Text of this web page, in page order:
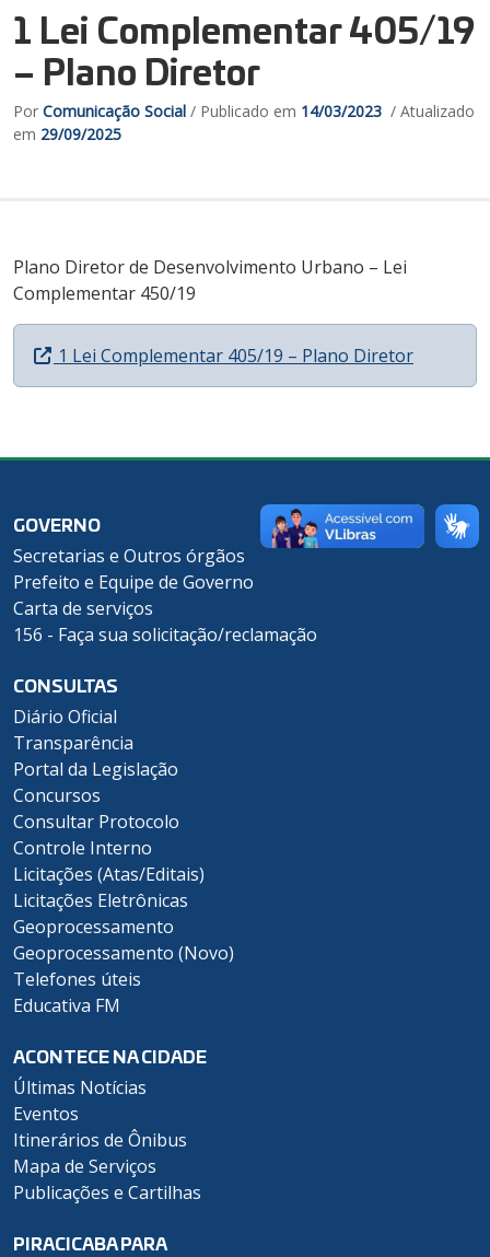
1 Lei Complementar 405/19
– Plano Diretor
Por Comunicação Social / Publicado em 14/03/2023 / Atualizado
em 29/09/2025
Plano Diretor de Desenvolvimento Urbano – Lei
Complementar 450/19
1 Lei Complementar 405/19 – Plano Diretor
GOVERNO
Secretarias e Outros órgãos
Prefeito e Equipe de Governo
Carta de serviços
156 - Faça sua solicitação/reclamação
CONSULTAS
Diário Oficial
Transparência
Portal da Legislação
Concursos
Consultar Protocolo
Controle Interno
Licitações (Atas/Editais)
Licitações Eletrônicas
Geoprocessamento
Geoprocessamento (Novo)
Telefones úteis
Educativa FM
ACONTECE NA CIDADE
Últimas Notícias
Eventos
Itinerários de Ônibus
Mapa de Serviços
Publicações e Cartilhas
PIRACICABA PARA